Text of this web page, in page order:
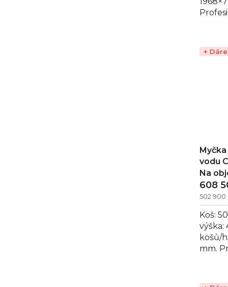
+
vodu
Na
502 900
608
Koš:
výška:
košů/h
mm.